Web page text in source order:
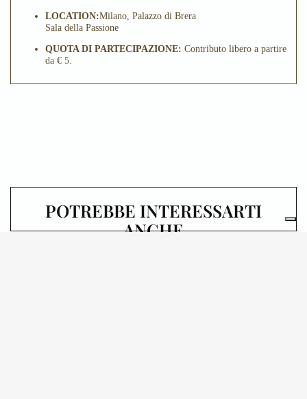
LOCATION:Milano, Palazzo di Brera
Sala della Passione
QUOTA DI PARTECIPAZIONE: Contributo libero a partire
da € 5.
POTREBBE INTERESSARTI
ANCHE